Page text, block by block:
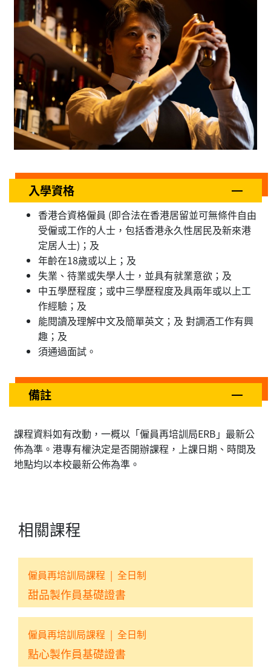
入學資格
香港合資格僱員 (即合法在香港居留並可無條件自由
受僱或工作的人士，包括香港永久性居民及新來港
定居人士)；及
年齡在18歲或以上；及
失業、待業或失學人士，並具有就業意欲；及
中五學歷程度；或中三學歷程度及具兩年或以上工
作經驗；及
能閱讀及理解中文及簡單英文；及 對調酒工作有興
趣；及
須通過面試。
備註
課程資料如有改動，一概以「僱員再培訓局ERB」最新公
佈為準。港專有權決定是否開辦課程，上課日期、時間及
地點均以本校最新公佈為準。
相關課程
僱員再培訓局課程 | 全日制
甜品製作員基礎證書
僱員再培訓局課程 | 全日制
點心製作員基礎證書